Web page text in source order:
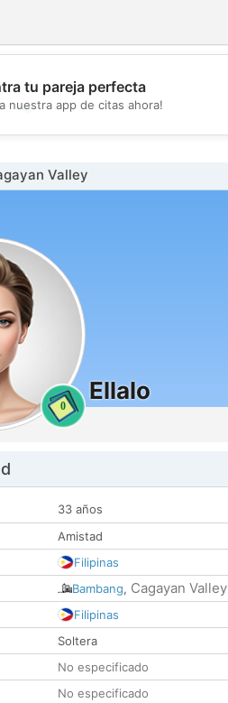
💖
tu pareja perfecta
nuestra app de citas ahora!
Valley
0
Ellalo
33 años
Amistad
Filipinas
Bambang, Cagayan Valley
Filipinas
Soltera
No especificado
No especificado